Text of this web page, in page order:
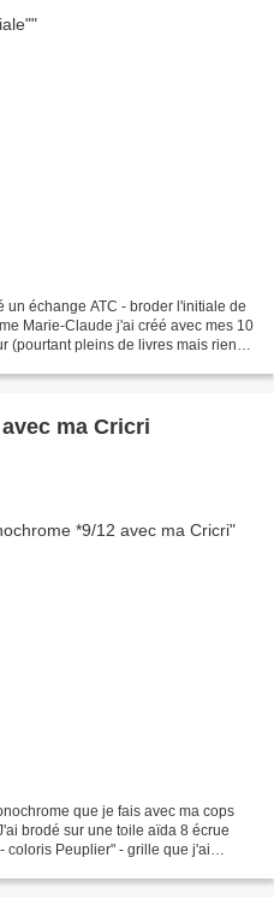
échange ATC - broder l'initiale de
Marie-Claude j'ai créé avec mes 10
(pourtant pleins de livres mais rien
ma Cricri
que je fais avec ma cops
brodé sur une toile aïda 8 écrue
coloris Peuplier" - grille que j'ai